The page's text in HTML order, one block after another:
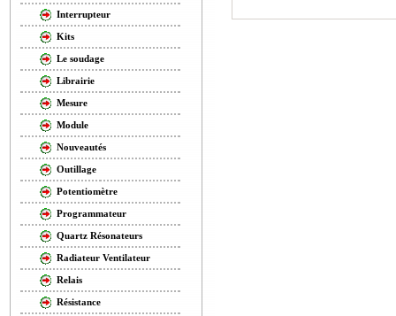
Interrupteur
Kits
Le soudage
Librairie
Mesure
Module
Nouveautés
Outillage
Potentiomètre
Programmateur
Quartz Résonateurs
Radiateur Ventilateur
Relais
Résistance